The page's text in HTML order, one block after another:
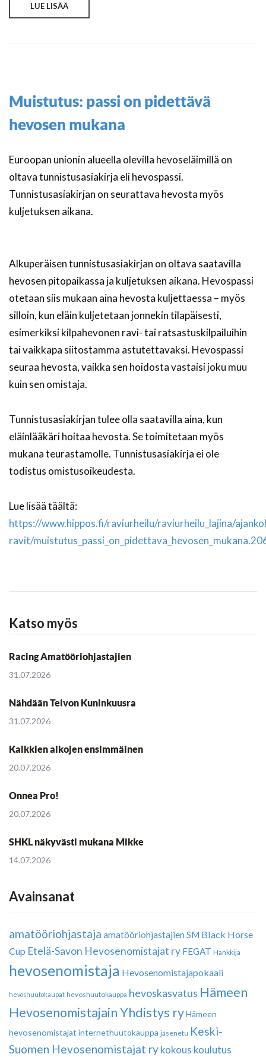
LUE LISÄÄ
Muistutus: passi on pidettävä
hevosen mukana
Euroopan unionin alueella olevilla hevoseläimillä on
oltava tunnistusasiakirja eli hevospassi.
Tunnistusasiakirjan on seurattava hevosta myös
kuljetuksen aikana.
Alkuperäisen tunnistusasiakirjan on oltava saatavilla
hevosen pitopaikassa ja kuljetuksen aikana. Hevospassi
otetaan siis mukaan aina hevosta kuljettaessa – myös
silloin, kun eläin kuljetetaan jonnekin tilapäisesti,
esimerkiksi kilpahevonen ravi- tai ratsastuskilpailuihin
tai vaikkapa siitostamma astutettavaksi. Hevospassi
seuraa hevosta, vaikka sen hoidosta vastaisi joku muu
kuin sen omistaja.
Tunnistusasiakirjan tulee olla saatavilla aina, kun
eläinlääkäri hoitaa hevosta. Se toimitetaan myös
mukana teurastamolle. Tunnistusasiakirja ei ole
todistus omistusoikeudesta.
Lue lisää täältä:
https://www.hippos.fi/raviurheilu/raviurheilu_lajina/
ravit/
Katso myös
Racing Amatööriohjastajien
31.07.2026
Nähdään Teivon Kuninkuusra
31.07.2026
Kaikkien aikojen ensimmäinen
20.07.2026
Onnea Pro!
20.07.2026
SHKL näkyvästi mukana Mikke
14.07.2026
Avainsanat
amatööriohjastaja amatööriohjastajien SM Black Horse
Cup Etelä-Savon Hevosenomistajat ry FEGAT Hankkija
hevosenomistaja Hevosenomistajapokaali
hevoshuutokaupat hevoshuutokauppa hevoskasvatus Hämeen
Hevosenomistajain Yhdistys ryHämeen
hevosenomistajat internethuutokauppa jäsenetu Keski-
Suomen Hevosenomistajat ry kokous koulutus